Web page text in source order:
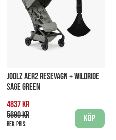
JOOLZ AER2 RESEVAGN + WILDRIDE
SAGE GREEN
4837 kr
5690 kr
Rek. pris:
Köp